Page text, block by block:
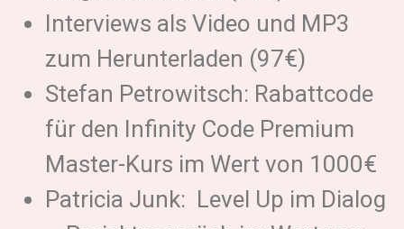
Interviews als Video und MP3
zum Herunterladen (97€)
Stefan Petrowitsch: Rabattcode
für den Infinity Code Premium
Master-Kurs im Wert von 1000€
Patricia Junk: Level Up im Dialog